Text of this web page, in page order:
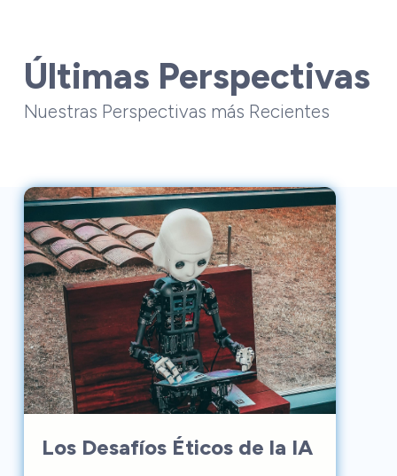
Últimas Perspectivas
Nuestras Perspectivas más Recientes
Los Desafíos Éticos de la IA